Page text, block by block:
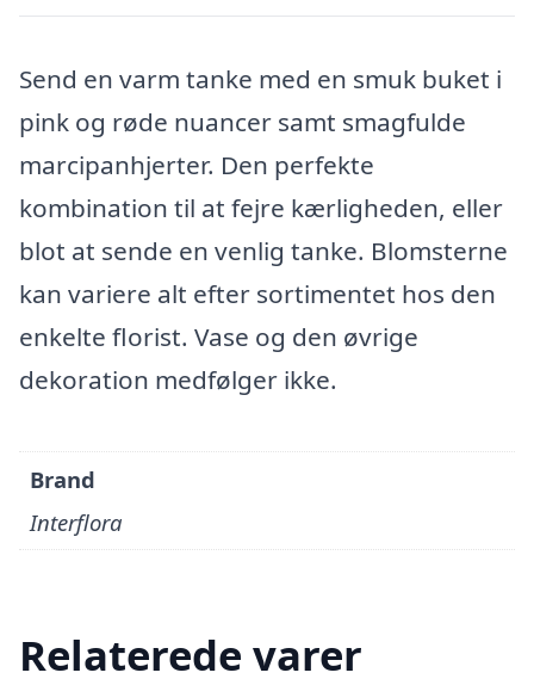
Send en varm tanke med en smuk buket i
pink og røde nuancer samt smagfulde
marcipanhjerter. Den perfekte
kombination til at fejre kærligheden, eller
blot at sende en venlig tanke. Blomsterne
kan variere alt efter sortimentet hos den
enkelte florist. Vase og den øvrige
dekoration medfølger ikke.
Brand
Interflora
Relaterede varer